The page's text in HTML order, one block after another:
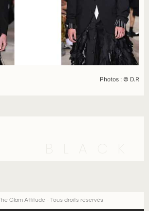
Photos : © D.R
Glam Attitude - Tous droits réservés